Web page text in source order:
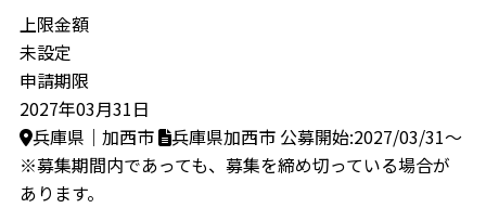
上限金額
未設定
申請期限
2027年03月31日
兵庫県｜加西市
兵庫県加西市 公募開始:2027/03/31～
※募集期間内であっても、募集を締め切っている場合が
あります。